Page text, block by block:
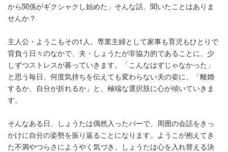
から関係がギクシャクし始めた」そんな話、聞いたことはありま
せんか？
主人公・ようこもその1人。専業主婦として家事も育児もひとりで
背負う日々のなかで、夫・しょうたが非協力的であることに、少
しずつストレスが募っていきます。「こんなはずじゃなかった」
と思う毎日。何度気持ちを伝えても変わらない夫の姿に、「離婚
するか、自分が折れるか」と、極端な選択肢に心が傾いていきま
す。
そんなある日、しょうたは偶然入ったバーで、周囲の会話をきっ
かけに自分の姿勢を振り返ることになります。ようこが抱えてき
た不満やつらさにようやく気づき、しょうたは心を入れ替える決